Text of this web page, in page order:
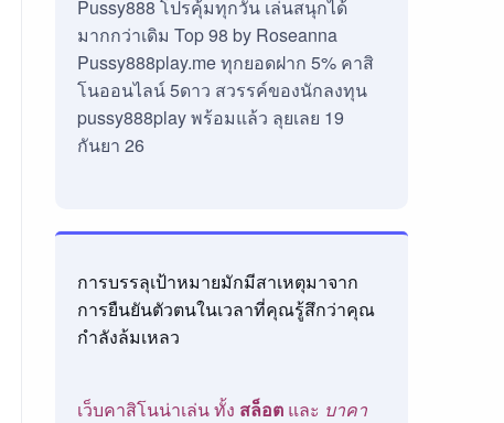
Pussy888 โปรคุ้มทุกวัน เล่นสนุกได้
มากกว่าเดิม Top 98 by Roseanna
Pussy888play.me ทุกยอดฝาก 5% คาสิ
โนออนไลน์ 5ดาว สวรรค์ของนักลงทุน
pussy888play พร้อมแล้ว ลุยเลย 19
กันยา 26
การบรรลุเป้าหมายมักมีสาเหตุมาจาก
การยืนยันตัวตนในเวลาที่คุณรู้สึกว่าคุณ
กำลังล้มเหลว
เว็บคาสิโนน่าเล่น ทั้ง สล็อตและ บาคา